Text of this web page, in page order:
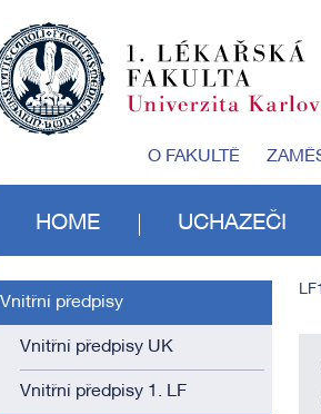
O FAKULTĚ
HOME UCHAZEČI
Vnitřní předpisy
Vnitřní předpisy UK
Vnitřní předpisy 1. LF
LF1